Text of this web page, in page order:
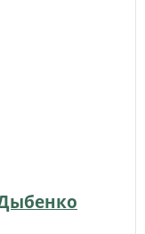
была
контейнер. В
позывы к
контейнер
в
порции
доставить в